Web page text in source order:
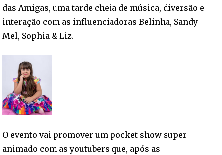
das Amigas, uma tarde cheia de música, diversão e
interação com as influenciadoras Belinha, Sandy
Mel, Sophia & Liz.
O evento vai promover um pocket show super
animado com as youtubers que, após as